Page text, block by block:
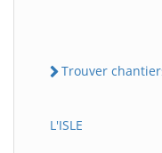
Trouver
L'ISLE